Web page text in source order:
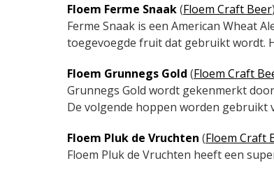
Floem Ferme Snaak(Floem Craft Beer)
Ferme Snaak is een American Wheat
toegevoegde fruit dat gebruikt wordt.
Floem Grunnegs Gold (Floem Craft
Grunnegs Gold wordt gekenmerkt
De volgende hoppen worden gebruikt
Floem Pluk de Vruchten (Floem Craft
Floem Pluk de Vruchten heeft een